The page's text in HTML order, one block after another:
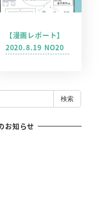
【漫画レポート】
2020.8.19 NO20
検索
お知らせ